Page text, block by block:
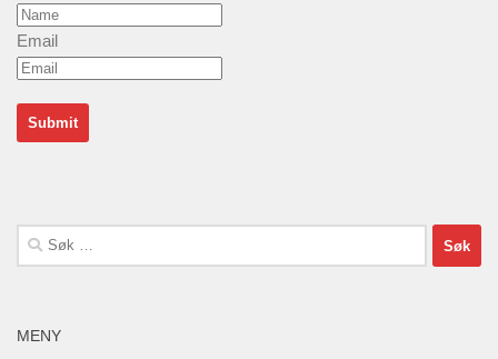
Email
Søk
etter:
MENY